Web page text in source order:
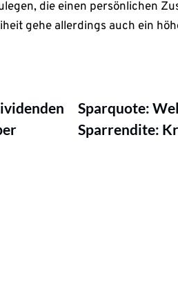
die einen persönlichen
gehe allerdings auch ein
Sparquote:
Sparrendite: